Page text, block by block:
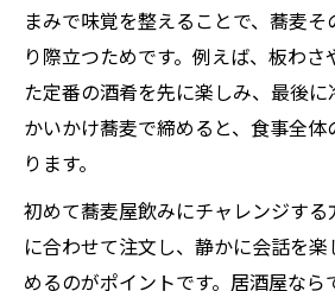
まみで味覚を整えることで、蕎麦そ
り際立つためです。例えば、板わさ
た定番の酒肴を先に楽しみ、最後
かいかけ蕎麦で締めると、食事全
ります。
初めて蕎麦屋飲みにチャレンジす
に合わせて注文し、静かに会話を
めるのがポイントです。居酒屋なら